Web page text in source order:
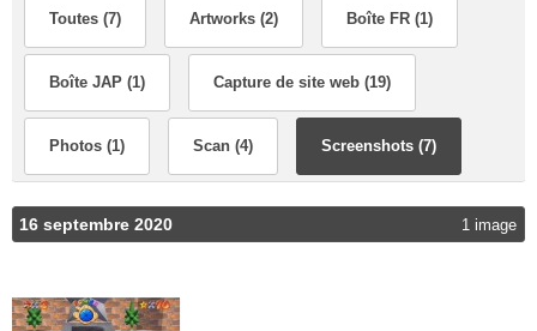
Toutes (7) Artworks (2) Boîte FR (1)
Boîte JAP (1) Capture de site web (19)
Photos (1) Scan (4) Screenshots (7)
16 septembre 2020 1 image